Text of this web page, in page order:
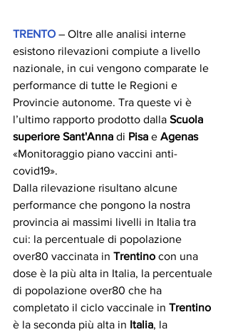
TRENTO – Oltre alle analisi interne
esistono rilevazioni compiute a livello
nazionale, in cui vengono comparate le
performance di tutte le Regioni e
Provincie autonome. Tra queste vi è
l’ultimo rapporto prodotto dalla Scuola
superiore Sant'Anna di Pisa e Agenas
«Monitoraggio piano vaccini anti-
covid19».
Dalla rilevazione risultano alcune
performance che pongono la nostra
provincia ai massimi livelli in Italia tra
cui: la percentuale di popolazione
over80 vaccinata in Trentino con una
dose è la più alta in Italia, la percentuale
di popolazione over80 che ha
completato il ciclo vaccinale in Trentino
è la seconda più alta in Italia, la